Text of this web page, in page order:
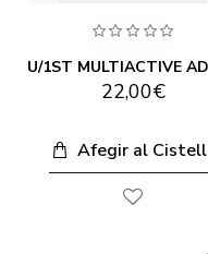
22,00€
Afegir al Cistell